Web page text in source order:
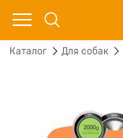
Каталог Для собак